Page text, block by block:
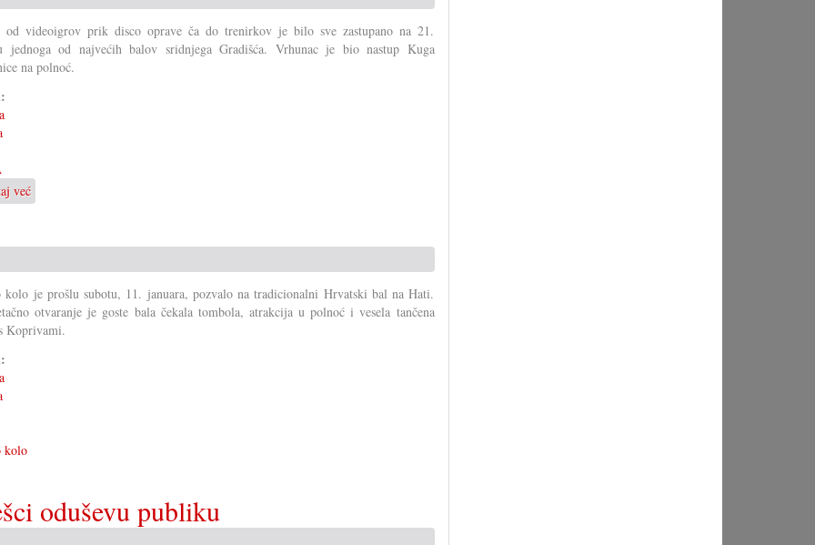
balu
od videoigrov prik disco oprave ča do trenirkov je bilo sve zastupano na 21.
jednoga od najvećih balov sridnjega Gradišća. Vrhunac je bio nastup Kuga
na polnoć.
već
80-
ljeta
balu
kolo je prošlu subotu, 11. januara, pozvalo na tradicionalni Hrvatski bal na Hati.
otvaranje je goste bala čekala tombola, atrakcija u polnoć i vesela tančena
Koprivami.
kolo
oduševu publiku